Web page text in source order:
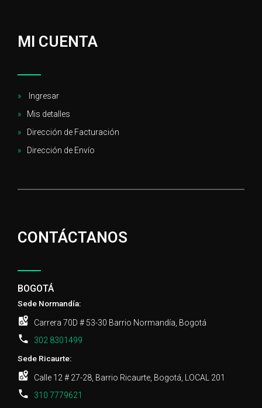
MI CUENTA
Ingresar
Mis detalles
Dirección de Facturación
Dirección de Envío
CONTÁCTANOS
BOGOTÁ
Sede Normandía:
Carrera 70D # 53-30 Barrio Normandía, Bogotá
302 8301499
Sede Ricaurte:
Calle 12 # 27-28, Barrio Ricaurte, Bogotá, LOCAL 201
310 7779621